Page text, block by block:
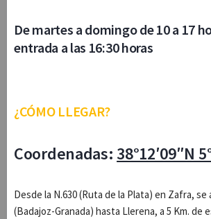
De martes a domingo de 10 a 17
entrada a las 16:30 horas
¿CÓMO LLEGAR?
Coordenadas: 38°12′09″N
Desde la N.630 (Ruta de la Plata) en Zafra, se
(Badajoz-Granada) hasta Llerena, a 5 Km. de